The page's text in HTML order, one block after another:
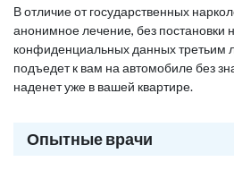
В отличие от государственных
анонимное лечение, без постановки
конфиденциальных данных третьим
подъедет к вам на автомобиле без
наденет уже в вашей квартире.
Опытные врачи